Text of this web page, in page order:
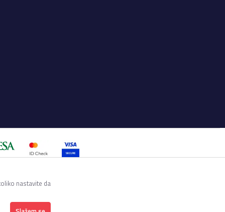
sve informacije kompletne i
nastavite da